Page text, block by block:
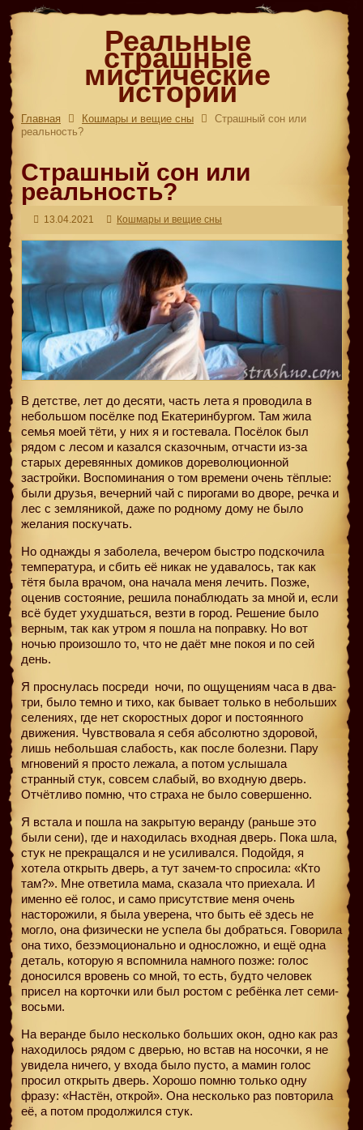
Реальные
страшные
мистические
истории
Главная Кошмары и вещие сны
Страшный сон или
реальность?
Страшный сон или
реальность?
13.04.2021 Кошмары и вещие сны
В детстве, лет до десяти, часть лета я проводила в
небольшом посёлке под Екатеринбургом. Там жила
семья моей тёти, у них я и гостевала. Посёлок был
рядом с лесом и казался сказочным, отчасти из-за
старых деревянных домиков дореволюционной
застройки. Воспоминания о том времени очень тёплые:
были друзья, вечерний чай с пирогами во дворе, речка и
лес с земляникой, даже по родному дому не было
желания поскучать.
Но однажды я заболела, вечером быстро подскочила
температура, и сбить её никак не удавалось, так как
тётя была врачом, она начала меня лечить. Позже,
оценив состояние, решила понаблюдать за мной и, если
всё будет ухудшаться, везти в город. Решение было
верным, так как утром я пошла на поправку. Но вот
ночью произошло то, что не даёт мне покоя и по сей
день.
Я проснулась посреди ночи, по ощущениям часа в два-
три, было темно и тихо, как бывает только в небольших
селениях, где нет скоростных дорог и постоянного
движения. Чувствовала я себя абсолютно здоровой,
лишь небольшая слабость, как после болезни. Пару
мгновений я просто лежала, а потом услышала
странный стук, совсем слабый, во входную дверь.
Отчётливо помню, что страха не было совершенно.
Я встала и пошла на закрытую веранду (раньше это
были сени), где и находилась входная дверь. Пока шла,
стук не прекращался и не усиливался. Подойдя, я
хотела открыть дверь, а тут зачем-то спросила: «Кто
там?». Мне ответила мама, сказала что приехала. И
именно её голос, и само присутствие меня очень
насторожили, я была уверена, что быть её здесь не
могло, она физически не успела бы добраться. Говорила
она тихо, безэмоционально и односложно, и ещё одна
деталь, которую я вспомнила намного позже: голос
доносился вровень со мной, то есть, будто человек
присел на корточки или был ростом с ребёнка лет семи-
восьми.
На веранде было несколько больших окон, одно как раз
находилось рядом с дверью, но встав на носочки, я не
увидела ничего, у входа было пусто, а мамин голос
просил открыть дверь. Хорошо помню только одну
фразу: «Настён, открой». Она несколько раз повторила
её, а потом продолжился стук.